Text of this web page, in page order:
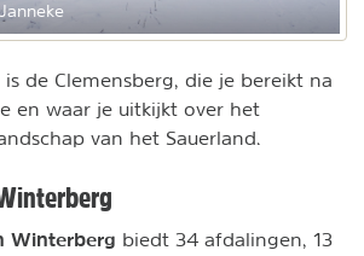
de Clemensberg, die je bereikt na
en waar je uitkijkt over het
van het Sauerland.
Winterberg biedt 34 afdalingen, 13